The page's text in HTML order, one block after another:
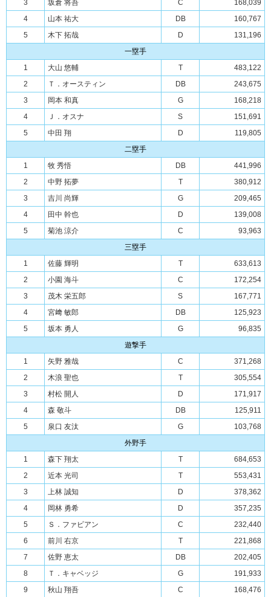
3
坂倉 将吾 C
168,039
4
山本 祐大 DB
160,767
5
木下 拓哉 D
131,196
一塁手
1
大山 悠輔 T
483,122
2
Ｔ．オースティン DB
243,675
3
岡本 和真 G
168,218
4
Ｊ．オスナ S
151,691
5
中田 翔 D
119,805
二塁手
1
牧 秀悟 DB
441,996
2
中野 拓夢 T
380,912
3
吉川 尚輝 G
209,465
4
田中 幹也 D
139,008
5
菊池 涼介 C
93,963
三塁手
1
佐藤 輝明 T
633,613
2
小園 海斗 C
172,254
3
茂木 栄五郎 S
167,771
4
宮﨑 敏郎 DB
125,923
5
坂本 勇人 G
96,835
遊撃手
1
矢野 雅哉 C
371,268
2
木浪 聖也 T
305,554
3
村松 開人 D
171,917
4
森 敬斗 DB
125,911
5
泉口 友汰 G
103,768
外野手
1
森下 翔太 T
684,653
2
近本 光司 T
553,431
3
上林 誠知 D
378,362
4
岡林 勇希 D
357,235
5
Ｓ．ファビアン C
232,440
6
前川 右京 T
221,868
7
佐野 恵太 DB
202,405
8
Ｔ．キャベッジ G
191,933
9
秋山 翔吾 C 168,476